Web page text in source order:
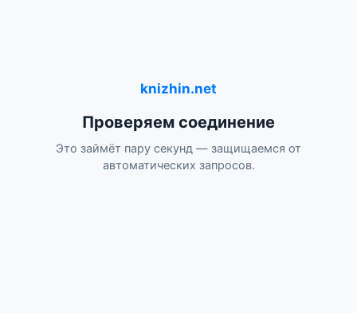
knizhin.net
Проверяем соединение
Это займёт пару секунд — защищаемся от
автоматических запросов.